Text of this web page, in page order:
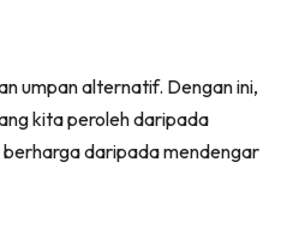
umpan alternatif. Dengan ini,
kita peroleh daripada
daripada mendengar